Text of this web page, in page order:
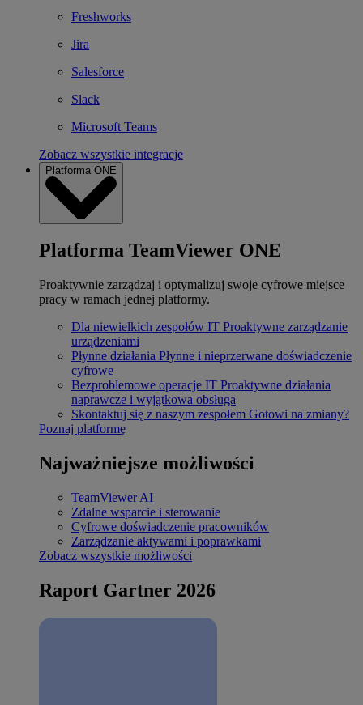
Freshworks
Jira
Salesforce
Slack
Microsoft Teams
Zobacz wszystkie integracje
Platforma ONE
Platforma TeamViewer ONE
Proaktywnie zarządzaj i optymalizuj swoje cyfrowe miejsce
pracy w ramach jednej platformy.
Dla niewielkich zespołów IT Proaktywne zarządzanie
urządzeniami
Płynne działania Płynne i nieprzerwane doświadczenie
cyfrowe
Bezproblemowe operacje IT Proaktywne działania
naprawcze i wyjątkowa obsługa
Skontaktuj się z naszym zespołem Gotowi na zmiany?
Poznaj platformę
Najważniejsze możliwości
TeamViewer AI
Zdalne wsparcie i sterowanie
Cyfrowe doświadczenie pracowników
Zarządzanie aktywami i poprawkami
Zobacz wszystkie możliwości
Raport Gartner 2026